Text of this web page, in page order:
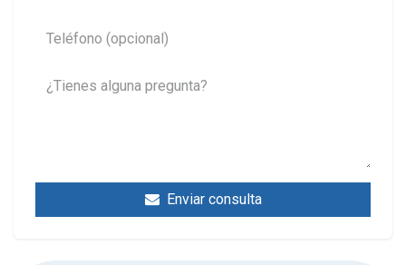
Enviar consulta